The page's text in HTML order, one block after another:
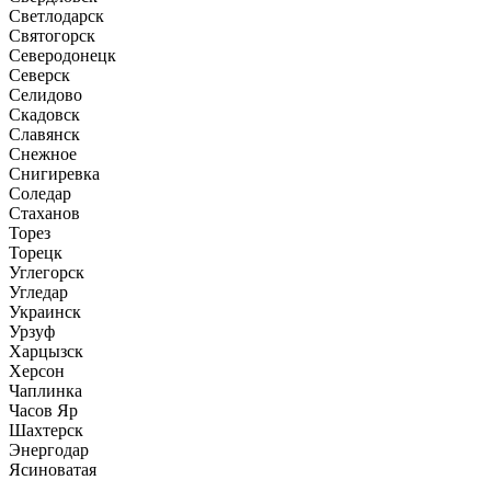
Светлодарск
Святогорск
Северодонецк
Северск
Селидово
Скадовск
Славянск
Снежное
Снигиревка
Соледар
Стаханов
Торез
Торецк
Углегорск
Угледар
Украинск
Урзуф
Харцызск
Херсон
Чаплинка
Часов Яр
Шахтерск
Энергодар
Ясиноватая